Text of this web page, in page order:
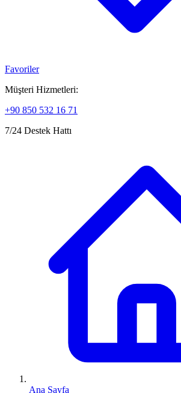
Favoriler
Müşteri Hizmetleri:
+90 850 532 16 71
7/24 Destek Hattı
Ana Sayfa